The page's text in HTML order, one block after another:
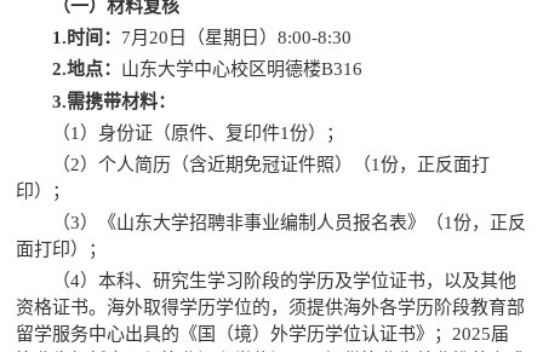
（一）材料复核
1. 时间： 7月20 日（星期日 ）8:00-8:30
2.地点： 山东大学中心校区明德楼B316
3.需携带材料：
（1）身份证（原件、复印件1份）；
（2）个人简历（含近期免冠证件照）（1份，正反面打
印）；
（3）《山东大学招聘非事业编制人员报名表》（1份，正反
面打印）；
（4）本科、研究生学习阶段的学历及学位证书，以及其他
资格证书。海外取得学历学位的，须提供海外各学历阶段教育部
留学服务中心出具的《国（境）外学历学位认证书》；2025届